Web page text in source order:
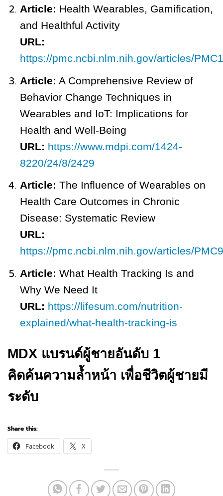
Article: Health Wearables, Gamification,
and Healthful Activity
URL:
https://pmc.ncbi.nlm.nih.gov/articles/
Article: A Comprehensive Review of
Behavior Change Techniques in
Wearables and IoT: Implications for
Health and Well-Being
URL: https://www.mdpi.com/1424-
8220/24/8/2429
Article: The Influence of Wearables on
Health Care Outcomes in Chronic
Disease: Systematic Review
URL:
https://pmc.ncbi.nlm.nih.gov/articles/
Article: What Health Tracking Is and
Why We Need It
URL: https://lifesum.com/nutrition-
explained/what-health-tracking-is
MDX แบรนด์ผู้ชายอันดับ 1
คิดค้นความล้ำหน้า เพื่อชีวิตผู้ชายมี
ระดับ
Share this:
Facebook
X